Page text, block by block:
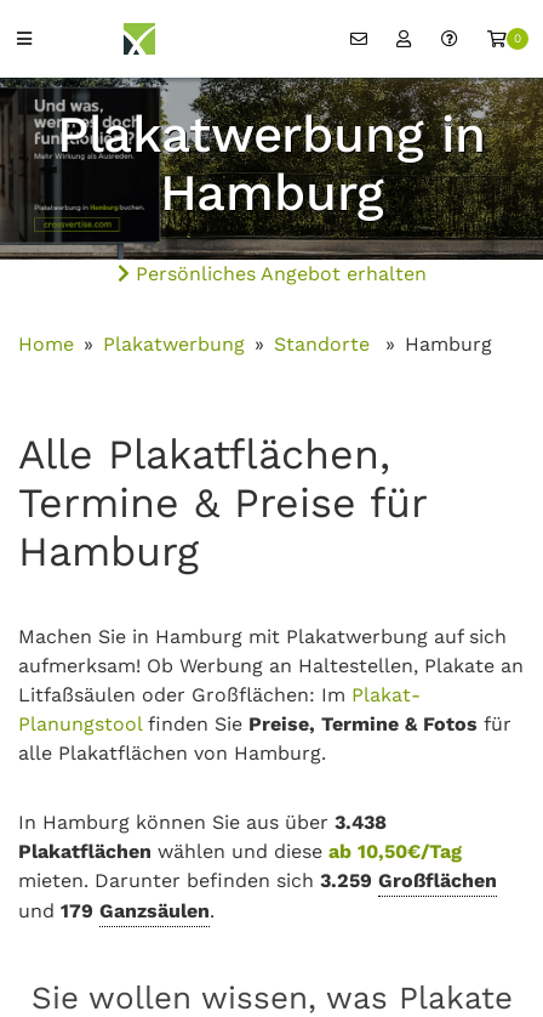
0
Plakatwerbung in
Hamburg
Persönliches Angebot erhalten
Home Plakatwerbung Standorte Hamburg
Alle Plakatflächen,
Termine & Preise für
Hamburg
Machen Sie in Hamburg mit Plakatwerbung auf sich
aufmerksam! Ob Werbung an Haltestellen, Plakate an
Litfaßsäulen oder Großflächen: Im Plakat-
Planungstoolfinden Sie Preise, Termine & Fotos für
alle Plakatflächen von Hamburg.
In Hamburg können Sie aus über 3.438
Plakatflächen wählen und diese ab 10,50€/Tag
mieten. Darunter befinden sich 3.259 Großflächen
und 179 Ganzsäulen.
Sie wollen wissen, was Plakate